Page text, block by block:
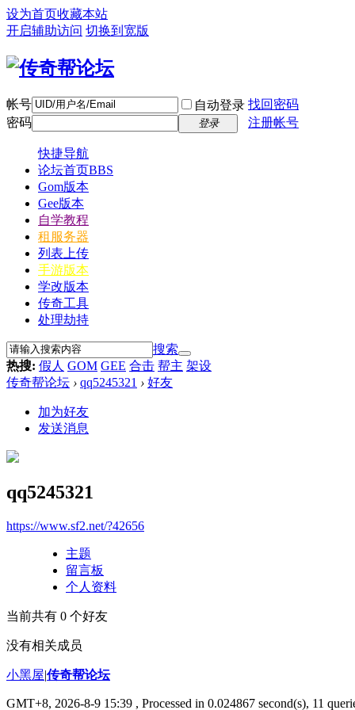
设为首页收藏本站
开启辅助访问 切换到宽版
帐号 自动登录 找回密码
密码
登录 注册帐号
快捷导航
论坛首页BBS
Gom版本
Gee版本
自学教程
租服务器
列表上传
手游版本
学改版本
传奇工具
处理劫持
搜索
热搜: 假人 GOM GEE 合击 帮主 架设
传奇帮论坛 › qq5245321 › 好友
加为好友
发送消息
qq5245321
https://www.sf2.net/?42656
主题
留言板
个人资料
当前共有 0 个好友
没有相关成员
小黑屋|传奇帮论坛
GMT+8, 2026-8-9 15:39 , Processed in 0.024867 second(s), 11